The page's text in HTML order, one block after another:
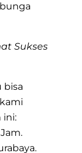
Sukses
bisa
ini: